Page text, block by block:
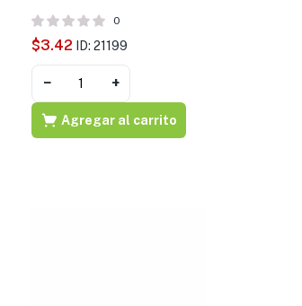
0
$3.42 ID: 21199
− +
Agregar al carrito